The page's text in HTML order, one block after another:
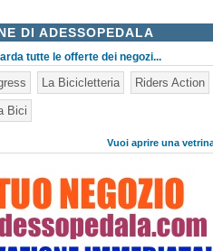
DI ADESSOPEDALA
tutte le offerte dei negozi...
La Bicicletteria Riders Action
Bici
Vuoi aprire una